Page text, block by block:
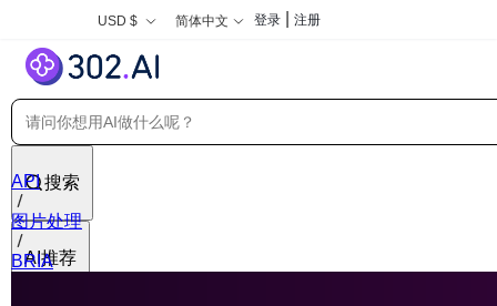
USD $ 简体中文 登录 注册
搜索
AI推荐
API
图片处理
BRIA